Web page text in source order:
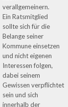
verallgemeinern.
Ein Ratsmitglied
sollte sich für die
Belange seiner
Kommune einsetzen
und nicht eigenen
Interessen folgen,
dabei seinem
Gewissen verpflichtet
sein und sich
innerhalb der